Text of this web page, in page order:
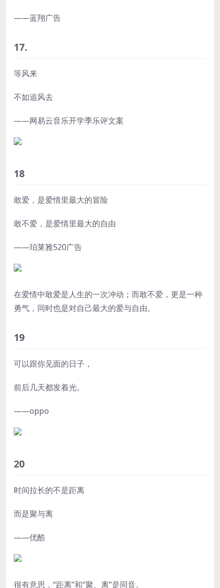
——蓝翔广告
17.
等风来
不如追风去
——网易云音乐开学季乐评文案
18
敢爱，是爱情里最大的冒险
敢不爱，是爱情里最大的自由
——珀莱雅520广告
在爱情中敢爱是人生的一次冲动；而敢不爱，更是一种
勇气，同时也是对自己最大的爱与自由。
19
可以跟你见面的日子，
前后几天都发着光。
——oppo
20
时间拉长的不是距离
而是聚与离
——优酷
很有意思，“距离”和“聚、离”是同音。